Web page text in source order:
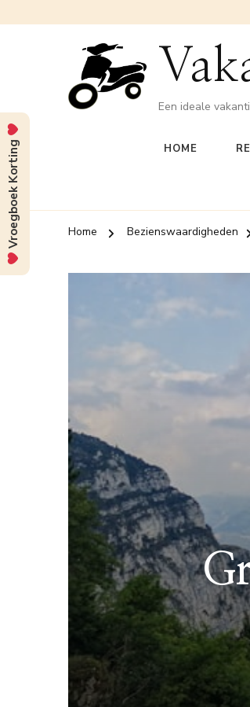
Een ideale
HOME
Home Bezienswaardigheden
Vroegboek Korting